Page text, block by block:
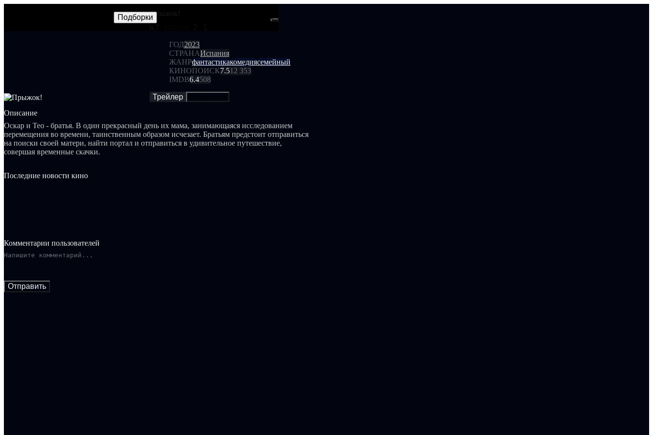
Подборки Frames
Прыжок!
6.7
ГОД2023
СТРАНАИспания
ЖАНРфантастикакомедиясемейный
КИНОПОИСК7.512 353
IMDB6.4508
Трейлер
Описание
Оскар и Тео - братья. В один прекрасный день их мама, занимающаяся исследованием
перемещения во времени, таинственным образом исчезает. Братьям предстоит отправиться
на поиски своей матери, найти портал и отправиться в удивительное путешествие,
совершая временные скачки.
Последние новости кино
Комментарии пользователей
Отправить